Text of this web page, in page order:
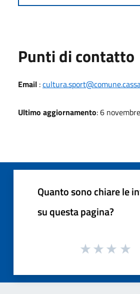
Punti di contatto
Email :
Ultimo aggiornamento: 6
Quanto sono chiare le
su questa pagina?